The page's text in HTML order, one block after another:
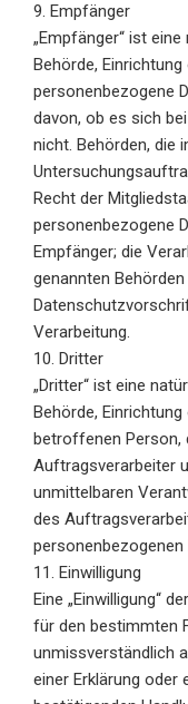
9. Empfänger
„Empfänger“ ist
Behörde,
personenbezogene
davon, ob es sich
nicht. Behörden, die
Recht der
personenbezogene
Empfänger; die
genannten
Verarbeitung.
10. Dritter
„Dritter“ ist eine
Behörde,
betroffenen Person,
Auftragsverarbeiter
unmittelbaren
des
personenbezogenen
11. Einwilligung
Eine „Einwilligung“
für den bestimmten
unmissverständlich
einer Erklärung oder